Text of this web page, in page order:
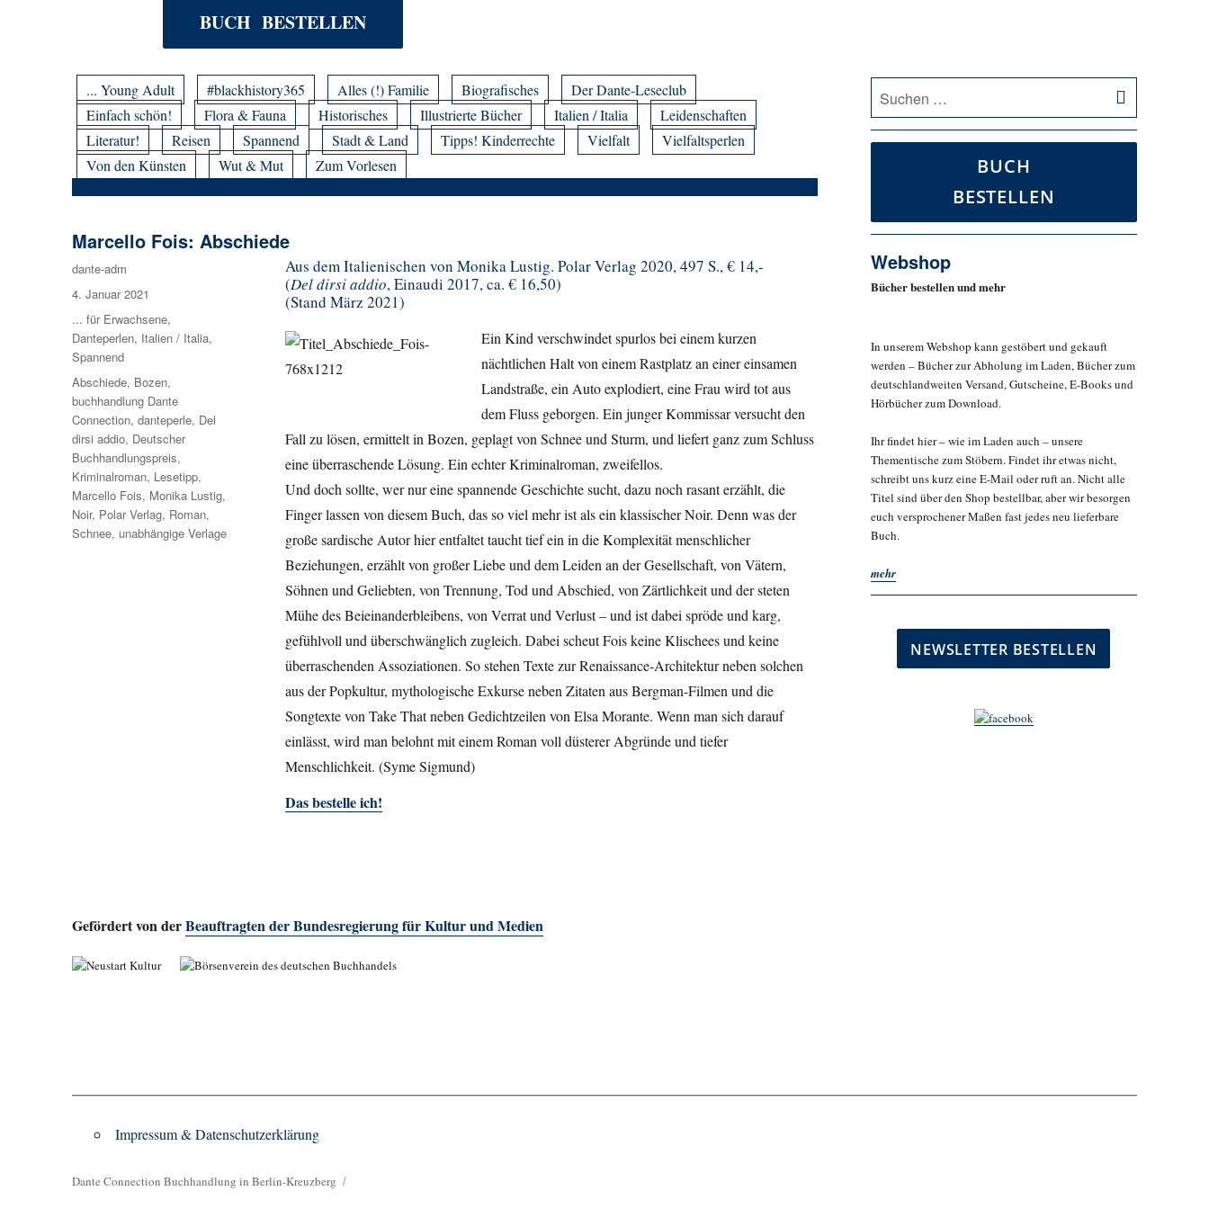
BUCH BESTELLEN
... Young Adult #blackhistory365 Alles (!) Familie Biografisches
Der Dante-Leseclub
Einfach schön!
Flora & Fauna Historisches Illustrierte Bücher Italien / Italia
Leidenschaften
Literatur!
Reisen Spannend Stadt & Land Tipps! Kinderrechte Vielfalt
Vielfaltsperlen
Von den Künsten
Wut & Mut Zum Vorlesen
Marcello Fois: Abschiede
Aus dem Italienischen von Monika Lustig. Polar Verlag 2020, 497 S., € 14,-
(Del dirsi addio, Einaudi 2017, ca. € 16,50)
(Stand März 2021)
Ein Kind verschwindet spurlos bei einem kurzen
nächtlichen Halt von einem Rastplatz an einer einsamen
Landstraße, ein Auto explodiert, eine Frau wird tot aus
dem Fluss geborgen. Ein junger Kommissar versucht den
Fall zu lösen, ermittelt in Bozen, geplagt von Schnee und Sturm, und liefert ganz zum Schluss
eine überraschende Lösung. Ein echter Kriminalroman, zweifellos.
Und doch sollte, wer nur eine spannende Geschichte sucht, dazu noch rasant erzählt, die
Finger lassen von diesem Buch, das so viel mehr ist als ein klassischer Noir. Denn was der
große sardische Autor hier entfaltet taucht tief ein in die Komplexität menschlicher
Beziehungen, erzählt von großer Liebe und dem Leiden an der Gesellschaft, von Vätern,
Söhnen und Geliebten, von Trennung, Tod und Abschied, von Zärtlichkeit und der steten
Mühe des Beieinanderbleibens, von Verrat und Verlust – und ist dabei spröde und karg,
gefühlvoll und überschwänglich zugleich. Dabei scheut Fois keine Klischees und keine
überraschenden Assoziationen. So stehen Texte zur Renaissance-Architektur neben solchen
aus der Popkultur, mythologische Exkurse neben Zitaten aus Bergman-Filmen und die
Songtexte von Take That neben Gedichtzeilen von Elsa Morante. Wenn man sich darauf
einlässt, wird man belohnt mit einem Roman voll düsterer Abgründe und tiefer
Menschlichkeit. (Syme Sigmund)
Das bestelle ich!
Autor
dante-adm
Veröffentlicht
am
4. Januar 2021
Kategorien
... für Erwachsene,
Danteperlen, Italien / Italia,
Spannend
Schlagwörter
Abschiede, Bozen,
buchhandlung Dante
Connection,danteperle, Del
dirsi addio, Deutscher
Buchhandlungspreis,
Kriminalroman, Lesetipp,
Marcello Fois, Monika Lustig,
Noir, Polar Verlag, Roman,
Schnee, unabhängige Verlage
Gefördert von derBeauftragten der Bundesregierung für Kultur und Medien
nach:
BUCH
BESTELLEN
Webshop
Bücher bestellen und mehr
In unserem Webshop kann gestöbert und gekauft
werden – Bücher zur Abholung im Laden, Bücher zum
deutschlandweiten Versand, Gutscheine, E-Books und
Hörbücher zum Download.
Ihr findet hier – wie im Laden auch – unsere
Thementische zum Stöbern. Findet ihr etwas nicht,
schreibt uns kurz eine E-Mail oder ruft an. Nicht alle
Titel sind über den Shop bestellbar, aber wir besorgen
euch versprochener Maßen fast jedes neu lieferbare
Buch.
mehr
Impressum & Datenschutzerklärung
Dante Connection Buchhandlung in Berlin-Kreuzberg